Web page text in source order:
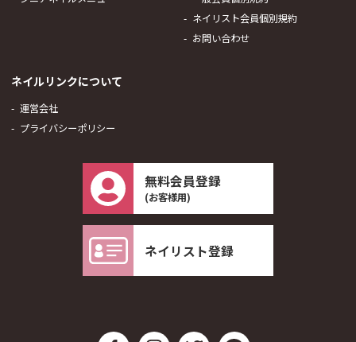
ネイリスト会員個別規約
お問い合わせ
ネイルリンクについて
運営会社
プライバシーポリシー
無料会員登録
(お客様用)
ネイリスト登録